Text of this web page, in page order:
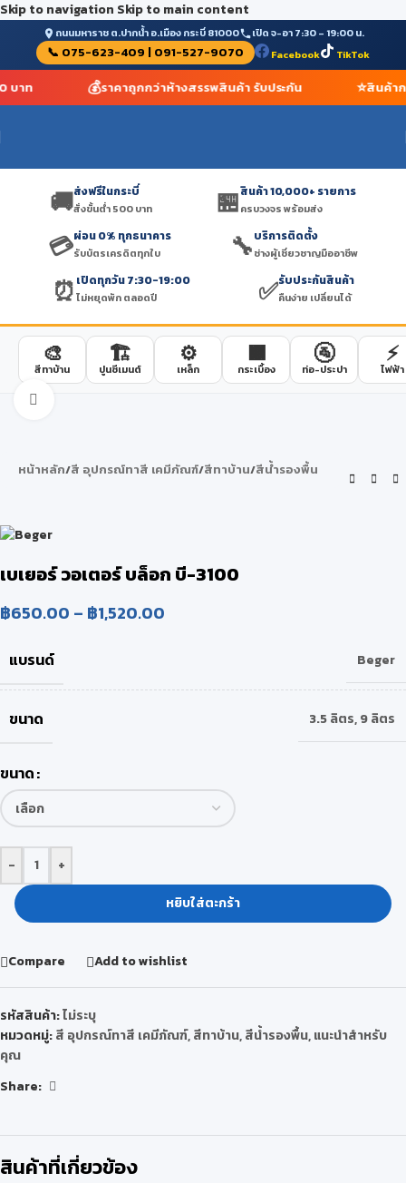
Skip to navigation Skip to main content
ถนนมหาราช ต.ปากน้ำ อ.เมือง กระบี่ 81000 เปิด จ-อา 7:30 – 19:00 น.
📞 075-623-409 | 091-527-9070 Facebook TikTok
บาท 💰ราคาถูกกว่าห้างสรรพสินค้า รับประกัน ⭐สินค้าก
🚚ส่งฟรีในกระบี่
สั่งขั้นต่ำ 500 บาท 🏪สินค้า 10,000+ รายการ
ครบวงจร พร้อมส่ง
💳ผ่อน 0% ทุกธนาคาร
รับบัตรเครดิตทุกใบ 🔧บริการติดตั้ง
ช่างผู้เชี่ยวชาญมืออาชีพ
⏰ เปิดทุกวัน 7:30-19:00
ไม่หยุดพัก ตลอดปี ✅รับประกันสินค้า
คืนง่าย เปลี่ยนได้
🎨
สีทาบ้าน
🏗️
ปูนซีเมนต์
⚙️
เหล็ก
🟫
กระเบื้อง
🚰
ท่อ-ประปา
⚡
ไฟฟ้า
Click to enlarge
หน้าหลัก/สี อุปกรณ์ทาสี เคมีภัณฑ์/สีทาบ้าน/สีน้ำรองพื้น
เบเยอร์ วอเตอร์ บล็อก บี-3100
฿650.00 – ฿1,520.00
แบรนด์ Beger
ขนาด 3.5 ลิตร,9 ลิตร
ขนาด
-
+
หยิบใส่ตะกร้า
Compare Add to wishlist
รหัสสินค้า:ไม่ระบุ
หมวดหมู่:สี อุปกรณ์ทาสี เคมีภัณฑ์,สีทาบ้าน,สีน้ำรองพื้น,แนะนำสำหรับ
คุณ
Share:
สินค้าที่เกี่ยวข้อง